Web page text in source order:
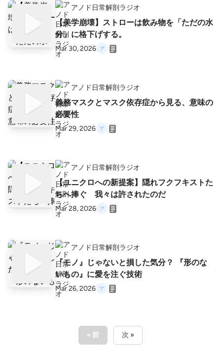
アノド日常解剖ラジオ
【美学崩壊】ストローは飲み物を「ただの水
分」に格下げする。
Mar 30, 2026
アノド日常解剖ラジオ
義務マスクとマスク依存症から見る、意味の
必要性
Mar 29, 2026
アノド日常解剖ラジオ
【ユニクロへの新提案】隠れフクフキストた
ちへ捧ぐ 我々は許されたのだ
Mar 28, 2026
アノド日常解剖ラジオ
『モノ』じゃないと損した気分？ 『形のな
いもの』に愛を注ぐ技術
Mar 26, 2026
« 前 次 »